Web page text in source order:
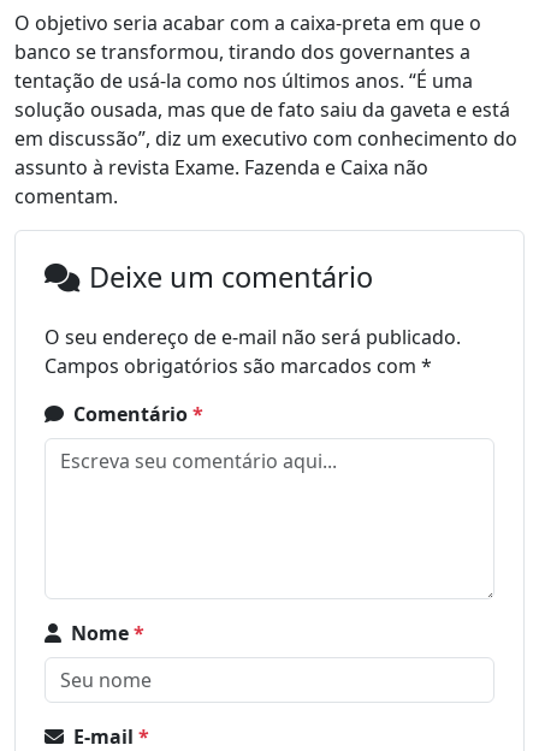
O objetivo seria acabar com a caixa-preta em que o
banco se transformou, tirando dos governantes a
tentação de usá-la como nos últimos anos. “É uma
solução ousada, mas que de fato saiu da gaveta e está
em discussão”, diz um executivo com conhecimento do
assunto à revista Exame. Fazenda e Caixa não
comentam.
Deixe um comentário
O seu endereço de e-mail não será publicado.
Campos obrigatórios são marcados com *
Comentário*
Nome*
E-mail *